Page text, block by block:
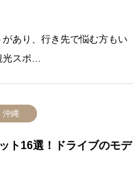
あり、行き先で悩む方もい
スポ…
沖縄
ト16選！ドライブのモデ